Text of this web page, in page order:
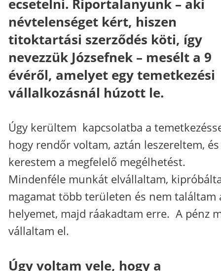
ecsetelni. Riportalanyunk – aki
névtelenséget kért, hiszen
titoktartási szerződés köti, így
nevezzük Józsefnek – mesélt a 9
évéről, amelyet egy temetkezési
vállalkozásnál húzott le.
Úgy kerültem kapcsolatba a
hogy rendőr voltam, aztán leszereltem, és
kerestem a megfelelő megélhetést.
Mindenféle munkát elvállaltam,
magamat több területen és nem találtam
helyemet, majd ráakadtam erre. A pénz
vállaltam el.
Úgy voltam vele, hogy a